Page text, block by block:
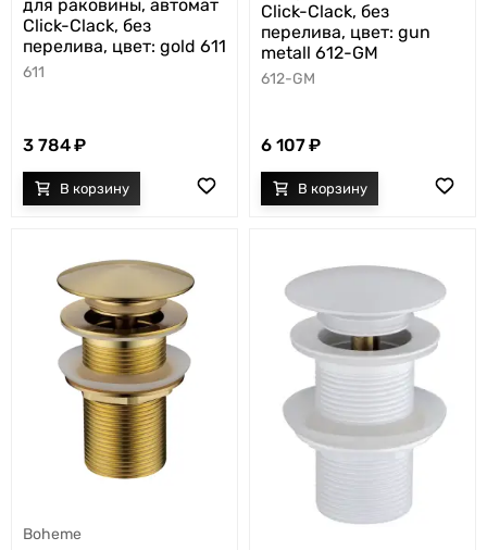
для раковины, автомат
Click-Clack, без
перелива, цвет: gold 611
611
3 784
Click-Clack, без
перелива, цвет: gun
metall 612-GM
612-GM
6 107
Boheme